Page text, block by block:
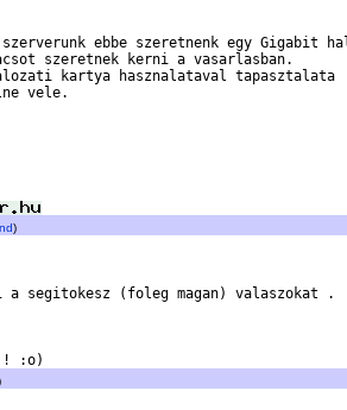
ebbe szeretnenk egy Gigabit
szeretnek kerni a vasarlasban.
kartya hasznalataval tapasztalata
vele.
)
a segitokesz (foleg magan) valaszokat .